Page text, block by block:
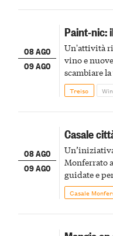
08 AGO
09 AGO
Paint-nic:
Un'attività
vino e
scambiare
Treiso
08 AGO
09 AGO
Casale
Monferrato
guidate e
Casale